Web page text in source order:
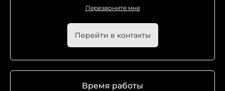
Перезвоните мне
Перейти в контакты
Время работы